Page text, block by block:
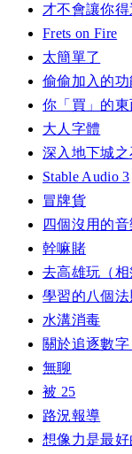
才不會讓你得
Frets on Fire
太簡單了
偷偷加入的功
你「買」的東
大人字體
深入地下城
Stable Audio 3
冒牌貨
四個沒用的
幹嘛賭
去高雄玩（相
學習的八個法
水溝消毒
關於追逐數
無聊
被 25
路況報導
想像力是最好